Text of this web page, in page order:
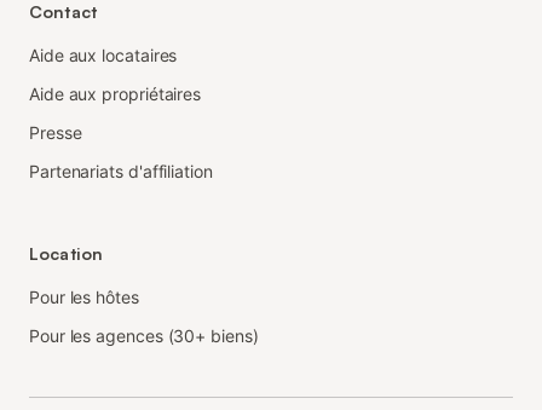
Contact
Aide aux locataires
Aide aux propriétaires
Presse
Partenariats d'affiliation
Location
Pour les hôtes
Pour les agences (30+ biens)